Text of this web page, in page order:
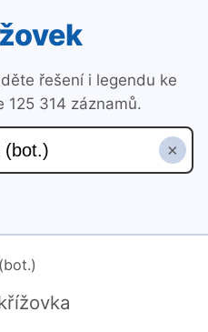
řešení i legendu ke
125 314 záznamů.
×